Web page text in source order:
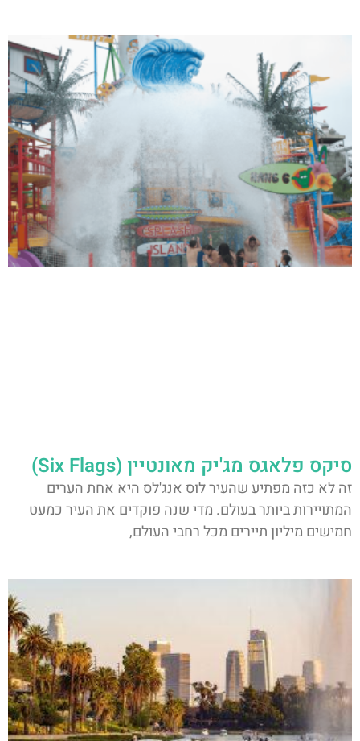
סיקס פלאגס מג'יק מאונטיין (Six Flags)
זה לא כזה מפתיע שהעיר לוס אנג'לס היא אחת הערים
המתויירות ביותר בעולם. מדי שנה פוקדים את העיר כמעט
חמישים מיליון תיירים מכל רחבי העולם,